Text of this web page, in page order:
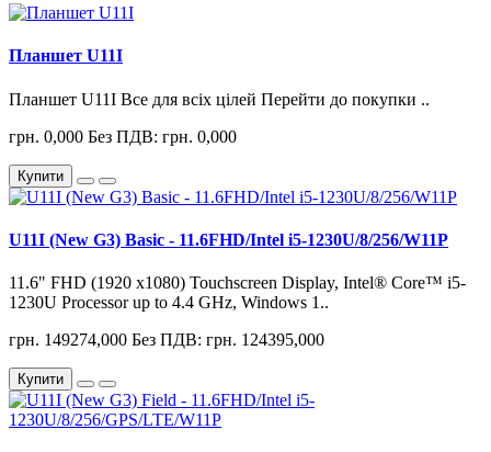
Планшет U11I
Планшет U11I Все для всіх цілей Перейти до покупки ..
грн. 0,000 Без ПДВ: грн. 0,000
Купити
U11I (New G3) Basic - 11.6FHD/Intel i5-1230U/8/256/W11P
11.6" FHD (1920 x1080) Touchscreen Display, Intel® Core™ i5-
1230U Processor up to 4.4 GHz, Windows 1..
грн. 149274,000 Без ПДВ: грн. 124395,000
Купити